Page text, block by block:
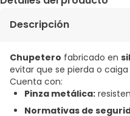
Descripción
Chupetero fabricado en
evitar que se pierda o caiga
Cuenta con:
Pinza metálica:
Normativas de